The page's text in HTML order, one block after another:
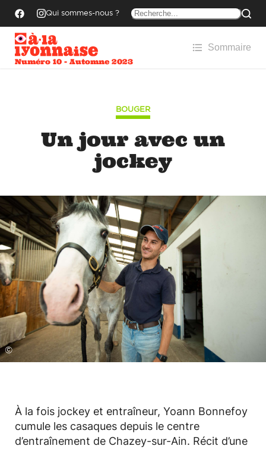
Qui sommes-nous ?
Numéro 10 - Automne 2023
Sommaire
BOUGER
Un jour avec un
jockey
©
À la fois jockey et entraîneur, Yoann Bonnefoy
cumule les casaques depuis le centre
d’entraînement de Chazey-sur-Ain. Récit d’une